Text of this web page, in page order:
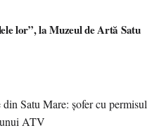
lor”, la Muzeul de Artă Satu